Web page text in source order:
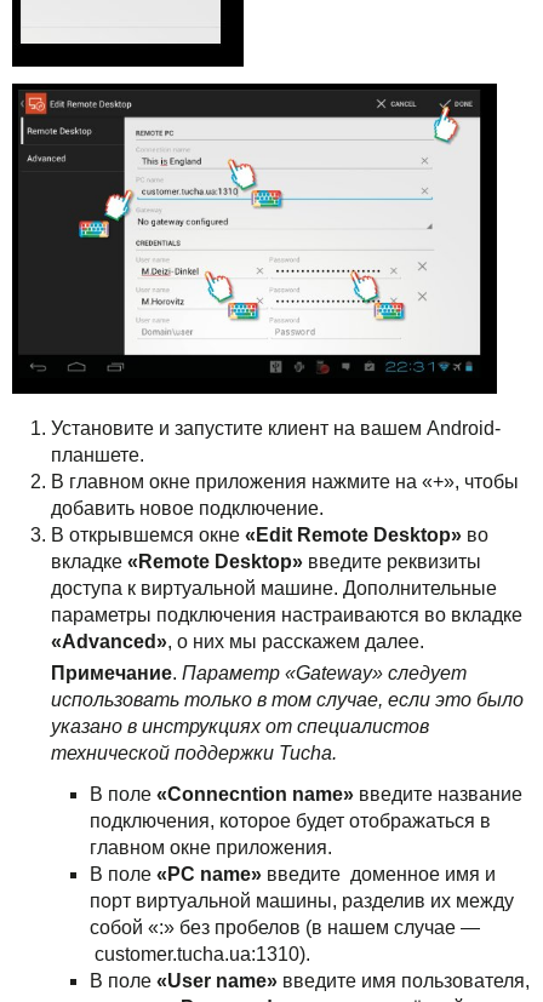
Праздники
Акции
Установите и запустите клиент на вашем Android-
планшете.
В главном окне приложения нажмите на «+», чтобы
добавить новое подключение.
В открывшемся окне «Edit Remote Desktop» во
вкладке «Remote Desktop» введите реквизиты
доступа к виртуальной машине. Дополнительные
параметры подключения настраиваются во вкладке
«Advanced», о них мы расскажем далее.
Примечание. Параметр «Gateway» следует
использовать только в том случае, если это было
указано в инструкциях от специалистов
технической поддержки Tucha.
В поле «Connecntion name» введите название
подключения, которое будет отображаться в
главном окне приложения.
В поле «PC name» введите доменное имя и
порт виртуальной машины, разделив их между
собой «:» без пробелов (в нашем случае —
customer.tucha.ua:1310).
В поле «User name» введите имя пользователя,